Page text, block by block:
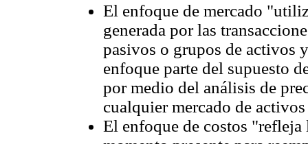
El enfoque de mercado
generada por las
pasivos o grupos de activos
enfoque parte del supuesto
por medio del análisis de
cualquier mercado de
El enfoque de costos "refleja